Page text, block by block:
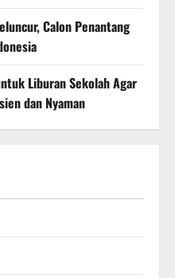
Calon Penantang
Liburan Sekolah Agar
dan Nyaman